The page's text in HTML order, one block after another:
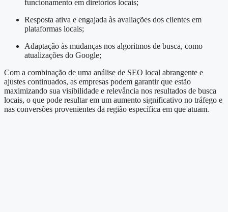
funcionamento em diretórios locais;
Resposta ativa e engajada às avaliações dos clientes em
plataformas locais;
Adaptação às mudanças nos algoritmos de busca, como
atualizações do Google;
Com a combinação de uma análise de SEO local abrangente e
ajustes continuados, as empresas podem garantir que estão
maximizando sua visibilidade e relevância nos resultados de busca
locais, o que pode resultar em um aumento significativo no tráfego e
nas conversões provenientes da região específica em que atuam.